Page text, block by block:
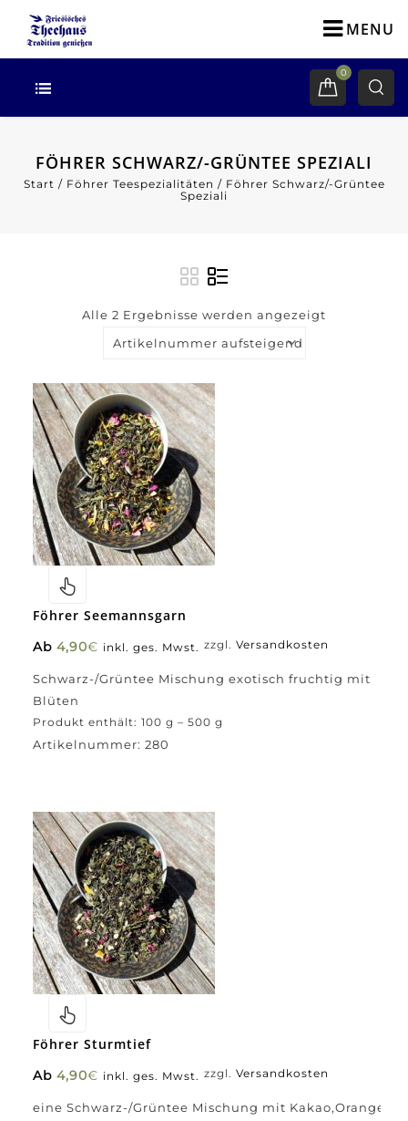
MENU
0
FÖHRER SCHWARZ/-GRÜNTEE SPEZIALI
Start / Föhrer Teespezialitäten / Föhrer Schwarz/-Grüntee
Speziali
Alle 2 Ergebnisse werden angezeigt
Artikelnummer aufsteigend
Föhrer Seemannsgarn
Ab 4,90€ inkl. ges. Mwst.
Schwarz-/Grüntee Mischung exotisch fruchtig mit
Blüten
zzgl. Versandkosten
Produkt enthält: 100 g – 500 g
Artikelnummer: 280
Föhrer Sturmtief
Ab 4,90€ inkl. ges. Mwst.
eine Schwarz-/Grüntee Mischung mit Kakao,Orange
zzgl. Versandkosten